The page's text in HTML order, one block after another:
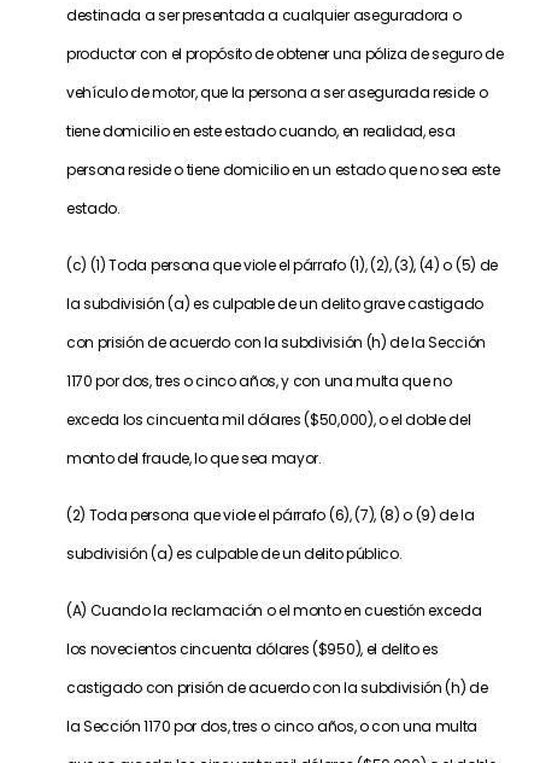
destinada a ser presentada a cualquier aseguradora o
productor con el propósito de obtener una póliza de seguro de
vehículo de motor, que la persona a ser asegurada reside o
tiene domicilio en este estado cuando, en realidad, esa
persona reside o tiene domicilio en un estado que no sea este
estado.
(c) (1) Toda persona que viole el párrafo (1), (2), (3), (4) o (5) de
la subdivisión (a) es culpable de un delito grave castigado
con prisión de acuerdo con la subdivisión (h) de la Sección
1170 por dos, tres o cinco años, y con una multa que no
exceda los cincuenta mil dólares ($50,000), o el doble del
monto del fraude, lo que sea mayor.
(2) Toda persona que viole el párrafo (6), (7), (8) o (9) de la
subdivisión (a) es culpable de un delito público.
(A) Cuando la reclamación o el monto en cuestión exceda
los novecientos cincuenta dólares ($950), el delito es
castigado con prisión de acuerdo con la subdivisión (h) de
la Sección 1170 por dos, tres o cinco años, o con una multa